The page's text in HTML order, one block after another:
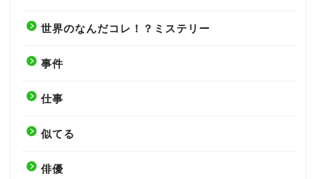
世界のなんだコレ！？ミステリー
事件
仕事
似てる
俳優